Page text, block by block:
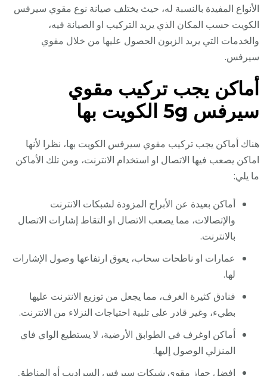
الأنواع المفيدة بالنسبة له، حيث يختلف صيانة نوع مقوي سيرفس
الكويت حسب المكان الذي يريد التركيب او الصيانة فيه،
والخدمات التي يريد الزبون الحصول عليها من خلال مقوي
سيرفس.
أماكن يجب تركيب مقوي
سيرفس 5g الكويت بها
هناك أماكن يجب تركيب مقوي سيرفس الكويت بها، نظرا لأنها
اماكن يصعب فيها الاتصال او استخدام الانترنت، ومن تلك الأماكن
ما يلي:
أماكن بعيدة عن الأبراج المزودة لشبكات الانترنت
والإتصالات، مما يصعب الاتصال او التقاط إشارات الاتصال
بالانترنت.
عمارات او ناطحات سحاب، يعوق ارتفاعها وصول الإشارات
لها.
فنادق كثيرة الغرف، مما يجعل من توزيع الانترنت عليها
بطيء، وغير قادر على تلبية احتياجات النزلاء من الانترنت.
أماكن اوغرف في الطوابق الأرضية، لا يستطيع الواي فاي
المنزلي الوصول إليها.
افضل جهاز مقوي شبكات سيرفس السراديب أو المناطق